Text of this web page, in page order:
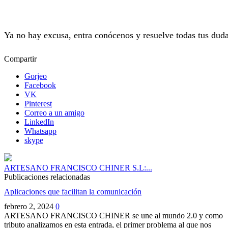
Ya no hay excusa, entra conócenos y resuelve todas tus
Compartir
Gorjeo
Facebook
VK
Pinterest
Correo a un amigo
LinkedIn
Whatsapp
skype
ARTESANO FRANCISCO CHINER S.L:...
Publicaciones relacionadas
Aplicaciones que facilitan la comunicación
febrero 2, 2024 0
ARTESANO FRANCISCO CHINER se une al mundo 2.0 y como
tributo analizamos en esta entrada, el primer problema al que nos